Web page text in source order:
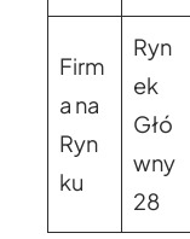
Firm
a na
Ryn
ku
Ryn
ek
Głó
wny
28